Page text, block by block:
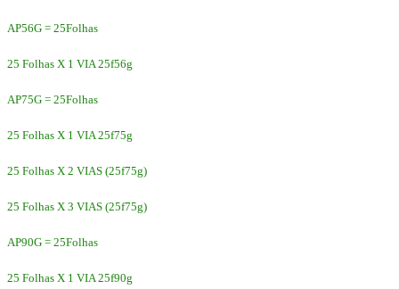
AP56G = 25Folhas
25 Folhas X 1 VIA 25f56g
AP75G = 25Folhas
25 Folhas X 1 VIA 25f75g
25 Folhas X 2 VIAS (25f75g)
25 Folhas X 3 VIAS (25f75g)
AP90G = 25Folhas
25 Folhas X 1 VIA 25f90g